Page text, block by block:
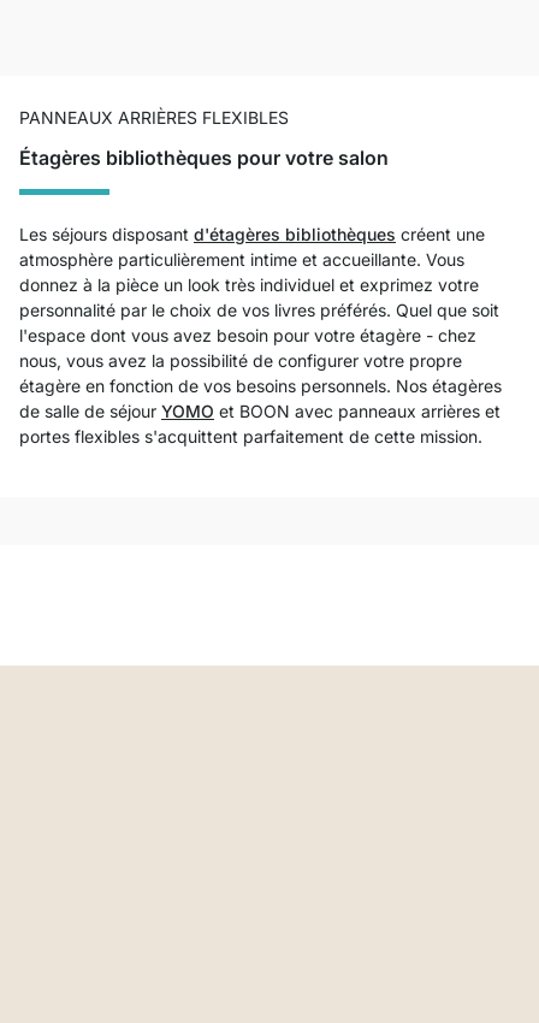
PANNEAUX ARRIÈRES FLEXIBLES
Étagères bibliothèques pour votre salon
Les séjours disposant d'étagères bibliothèques créent une
atmosphère particulièrement intime et accueillante. Vous
donnez à la pièce un look très individuel et exprimez votre
personnalité par le choix de vos livres préférés. Quel que soit
l'espace dont vous avez besoin pour votre étagère - chez
nous, vous avez la possibilité de configurer votre propre
étagère en fonction de vos besoins personnels. Nos étagères
de salle de séjour YOMO et BOON avec panneaux arrières et
portes flexibles s'acquittent parfaitement de cette mission.